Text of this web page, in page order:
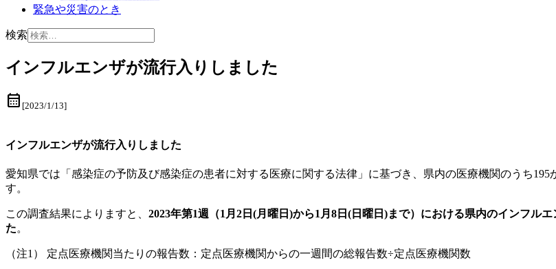
緊急や災害のとき
検索
インフルエンザが流行入りしました
calendar_month [2023/1/13]
インフルエンザが流行入りしました
愛知県では「感染症の予防及び感染症の患者に対する医療に関する法律」に基づき、県内の医療機関のうち
す。
この調査結果によりますと、 2023年第1週（1月2日(月曜日)から1月8日(日曜日)まで）における県内のインフル
た。
（注1） 定点医療機関当たりの報告数：定点医療機関からの一週間の総報告数÷定点医療機関数